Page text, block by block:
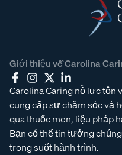
Giới thiệu về Carolina
Carolina Caring nỗ lực tôn
cung cấp sự chăm sóc và
qua thuốc men, liệu pháp
Bạn có thể tin tưởng
trong suốt hành trình.